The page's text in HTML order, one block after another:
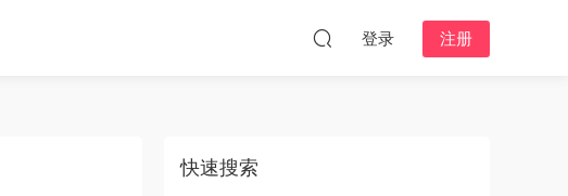
登录 注册
快速搜索